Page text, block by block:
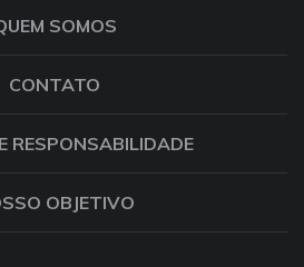
SOMOS
CONTATO
RESPONSABILIDADE
OBJETIVO